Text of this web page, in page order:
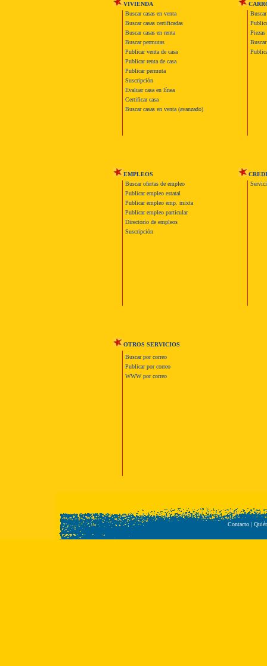
VIVIENDA
Buscar casas en venta
Buscar casas certificadas
Buscar casas en renta
Buscar permutas
Publicar venta de casa
Publicar renta de casa
Publicar permuta
Suscripción
Evaluar casa en línea
Certificar casa
Buscar casas en venta (avanzado)
Piezas
EMPLEOS
Buscar ofertas de empleo
Publicar empleo estatal
Publicar empleo emp. mixta
Publicar empleo particular
Directorio de empleos
Suscripción
OTROS SERVICIOS
Buscar por correo
Publicar por correo
WWW por correo
Contacto|